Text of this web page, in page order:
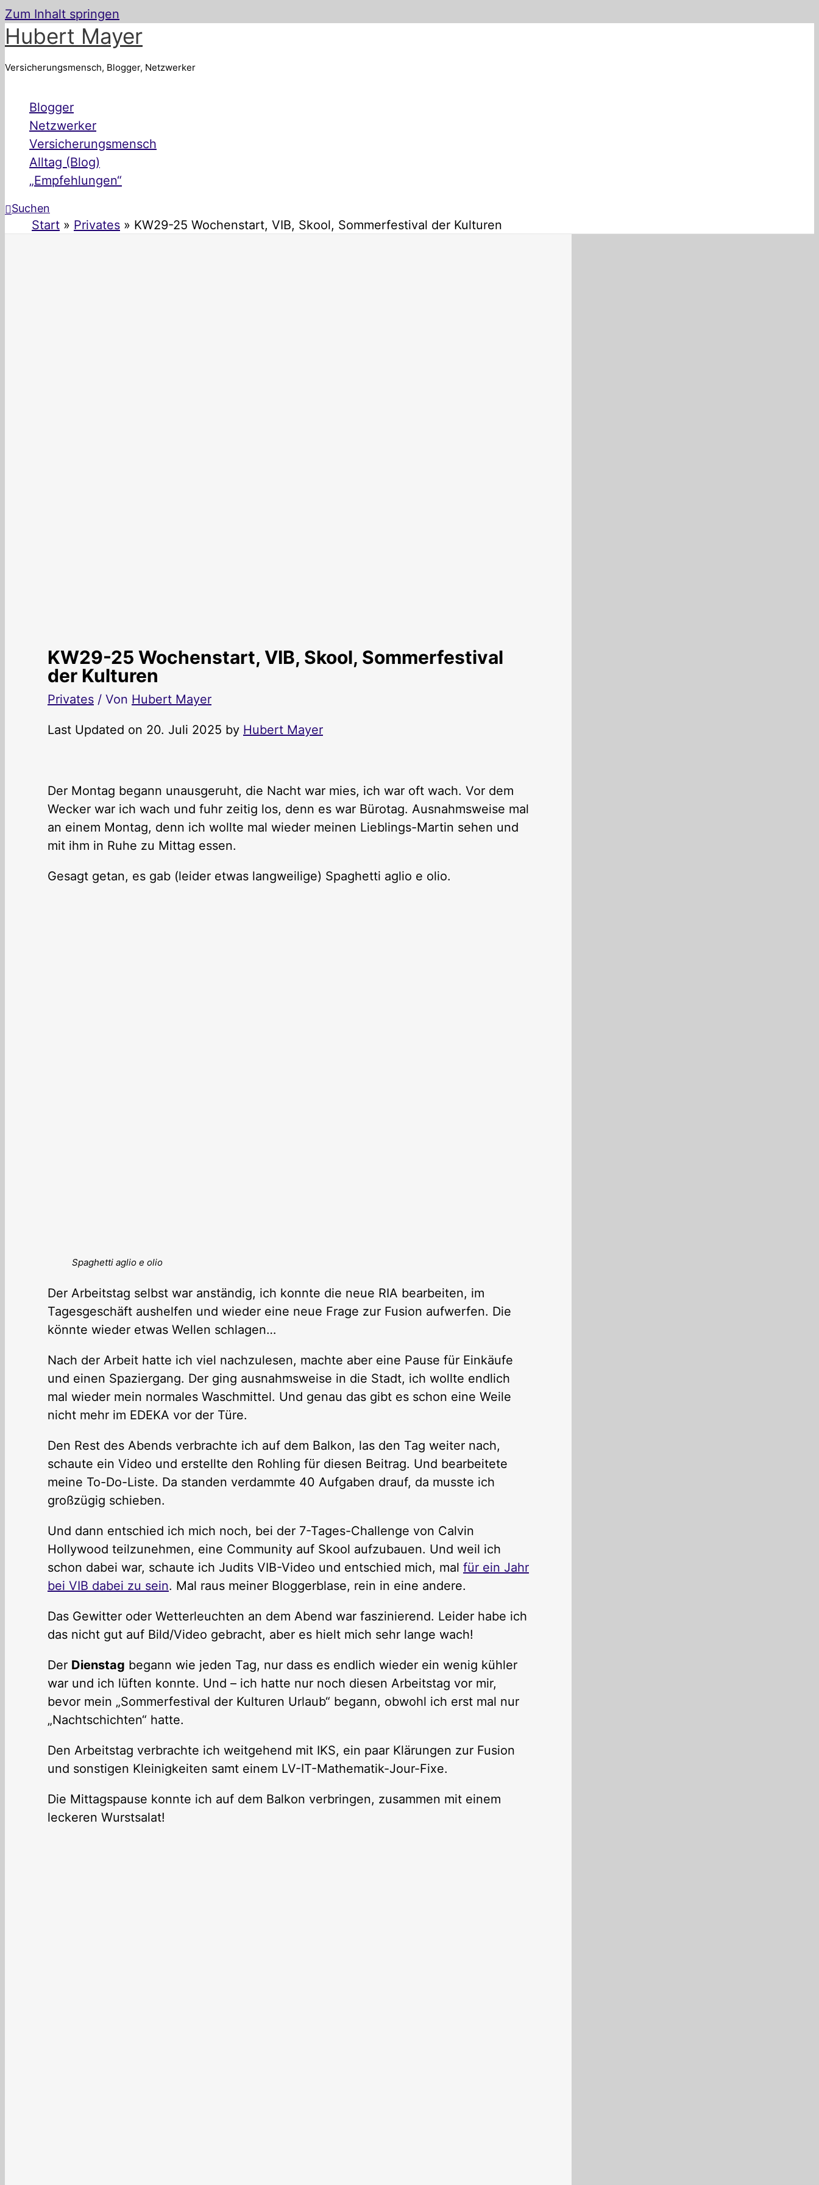
Zum Inhalt springen
Hubert Mayer
Versicherungsmensch, Blogger, Netzwerker
Blogger
Netzwerker
Versicherungsmensch
Alltag (Blog)
„Empfehlungen“
Suchen
Start Privates KW29-25 Wochenstart, VIB, Skool, Sommerfestival der Kulturen
KW29-25 Wochenstart, VIB, Skool, Sommerfestival
der Kulturen
Privates / Von Hubert Mayer
Last Updated on 20. Juli 2025 by Hubert Mayer
Der Montag begann unausgeruht, die Nacht war mies, ich war oft wach. Vor dem
Wecker war ich wach und fuhr zeitig los, denn es war Bürotag. Ausnahmsweise mal
an einem Montag, denn ich wollte mal wieder meinen Lieblings-Martin sehen und
mit ihm in Ruhe zu Mittag essen.
Gesagt getan, es gab (leider etwas langweilige) Spaghetti aglio e olio.
Spaghetti aglio e olio
Der Arbeitstag selbst war anständig, ich konnte die neue RIA bearbeiten, im
Tagesgeschäft aushelfen und wieder eine neue Frage zur Fusion aufwerfen. Die
könnte wieder etwas Wellen schlagen…
Nach der Arbeit hatte ich viel nachzulesen, machte aber eine Pause für Einkäufe
und einen Spaziergang. Der ging ausnahmsweise in die Stadt, ich wollte endlich
mal wieder mein normales Waschmittel. Und genau das gibt es schon eine Weile
nicht mehr im EDEKA vor der Türe.
Den Rest des Abends verbrachte ich auf dem Balkon, las den Tag weiter nach,
schaute ein Video und erstellte den Rohling für diesen Beitrag. Und bearbeitete
meine To-Do-Liste. Da standen verdammte 40 Aufgaben drauf, da musste ich
großzügig schieben.
Und dann entschied ich mich noch, bei der 7-Tages-Challenge von Calvin
Hollywood teilzunehmen, eine Community auf Skool aufzubauen. Und weil ich
schon dabei war, schaute ich Judits VIB-Video und entschied mich, mal für ein Jahr
bei VIB dabei zu sein. Mal raus meiner Bloggerblase, rein in eine andere.
Das Gewitter oder Wetterleuchten an dem Abend war faszinierend. Leider habe ich
das nicht gut auf Bild/Video gebracht, aber es hielt mich sehr lange wach!
Der Dienstag begann wie jeden Tag, nur dass es endlich wieder ein wenig kühler
war und ich lüften konnte. Und – ich hatte nur noch diesen Arbeitstag vor mir,
bevor mein „Sommerfestival der Kulturen Urlaub“ begann, obwohl ich erst mal nur
„Nachtschichten“ hatte.
Den Arbeitstag verbrachte ich weitgehend mit IKS, ein paar Klärungen zur Fusion
und sonstigen Kleinigkeiten samt einem LV-IT-Mathematik-Jour-Fixe.
Die Mittagspause konnte ich auf dem Balkon verbringen, zusammen mit einem
leckeren Wurstsalat!